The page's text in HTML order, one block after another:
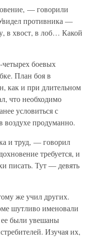
— говорили
противника —
в хвост, в лоб… Какой
четырех боевых
План боя в
как и при длительном
что необходимо
условиться с
воздухе продуманно.
и труд, — говорил
требуется, и
писать. Тут — девять
же учил других.
шутливо именовали
были увешаны
Изучая их,